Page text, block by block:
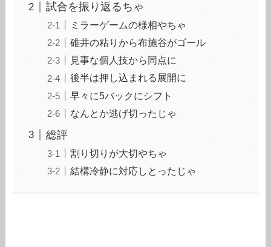
試合を振り返るちゃ
ミラーゲームの様相やちゃ
碓井の粘りから布施谷がゴール
見事な個人技から同点に
後半は押し込まれる展開に
早々に5バックにシフト
なんとか逃げ切ったじゃ
総評
割り切りが大切やちゃ
結構冷静に対応しとったじゃ